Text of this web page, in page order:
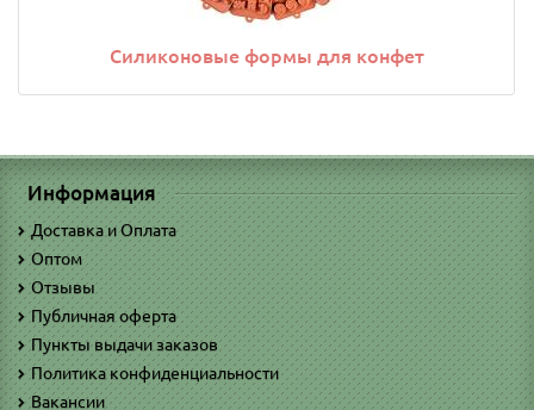
Силиконовые формы для конфет
Информация
Доставка и Оплата
Оптом
Отзывы
Публичная оферта
Пункты выдачи заказов
Политика конфиденциальности
Вакансии